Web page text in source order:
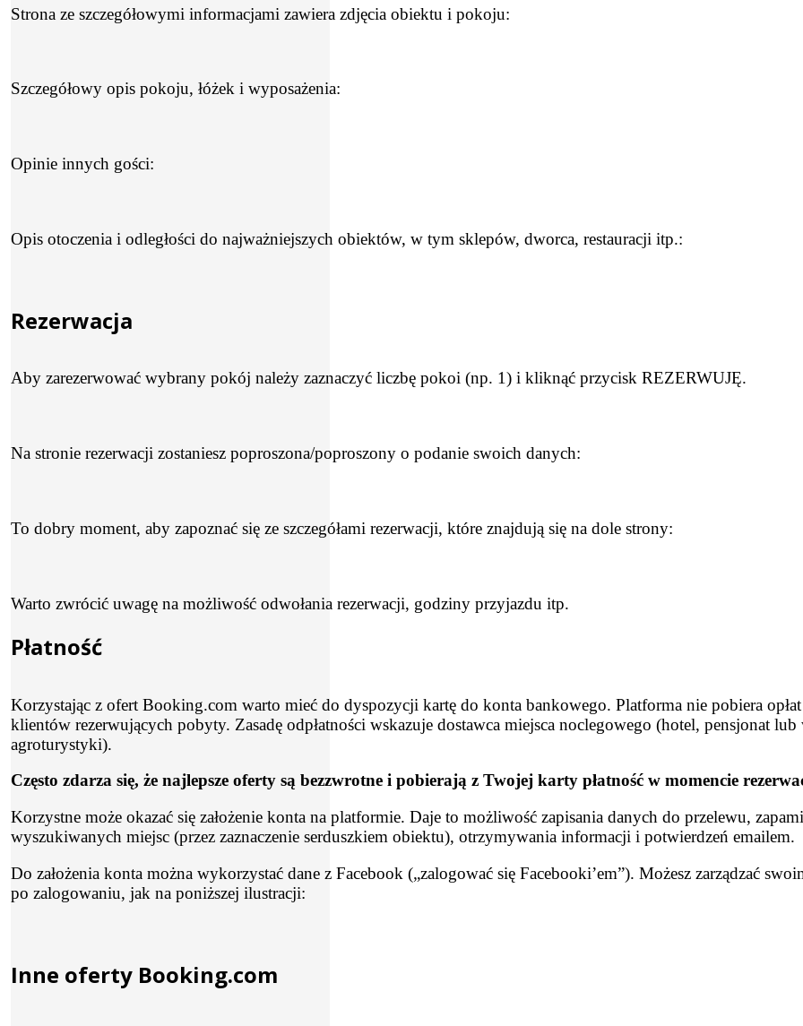
Strona ze szczegółowymi informacjami zawiera zdjęcia obiektu i pokoju:
Szczegółowy opis pokoju, łóżek i wyposażenia:
Opinie innych gości:
Opis otoczenia i odległości do najważniejszych obiektów, w tym sklepów, dworca, restauracji itp.:
Rezerwacja
Aby zarezerwować wybrany pokój należy zaznaczyć liczbę pokoi (np. 1) i kliknąć przycisk REZERWUJĘ.
Na stronie rezerwacji zostaniesz poproszona/poproszony o podanie swoich danych:
To dobry moment, aby zapoznać się ze szczegółami rezerwacji, które znajdują się na dole strony:
Warto zwrócić uwagę na możliwość odwołania rezerwacji, godziny przyjazdu itp.
Płatność
Korzystając z ofert Booking.com warto mieć do dyspozycji kartę do konta bankowego. Platforma nie pobiera
klientów rezerwujących pobyty. Zasadę odpłatności wskazuje dostawca miejsca noclegowego (hotel, pensjonat lub
agroturystyki).
Często zdarza się, że najlepsze oferty są bezzwrotne i pobierają z Twojej karty płatność w momencie
Korzystne może okazać się założenie konta na platformie. Daje to możliwość zapisania danych do przelewu,
wyszukiwanych miejsc (przez zaznaczenie serduszkiem obiektu), otrzymywania informacji i potwierdzeń emailem.
Do założenia konta można wykorzystać dane z Facebook („zalogować się Facebooki’em”). Możesz zarządzać
po zalogowaniu, jak na poniższej ilustracji:
Inne oferty Booking.com